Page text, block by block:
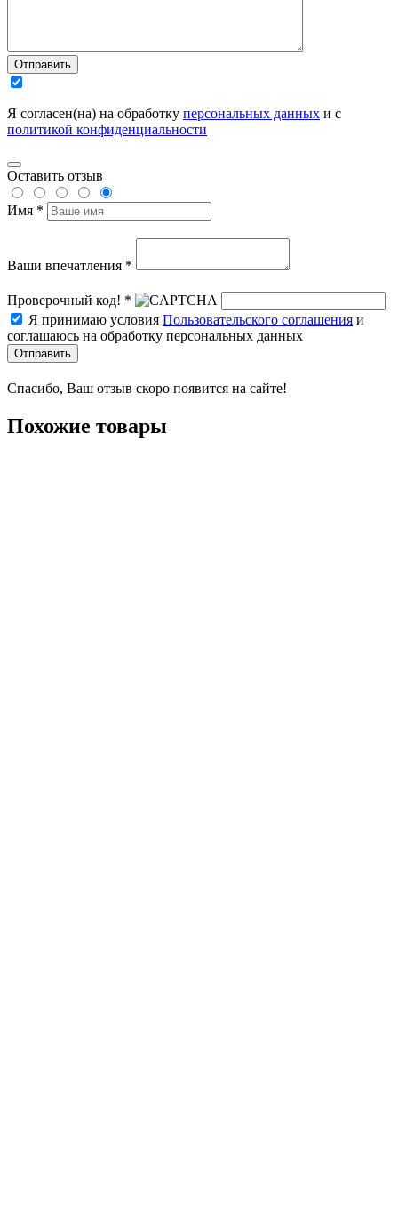
Отправить
Я согласен(на) на обработку персональных данных и с
политикой конфиденциальности
Оставить отзыв
Имя *
Ваши впечатления *
Проверочный код! *
Я принимаю условия Пользовательского соглашения и
соглашаюсь на обработку персональных данных
Отправить
Спасибо, Ваш отзыв скоро появится на сайте!
Похожие товары